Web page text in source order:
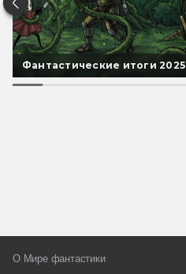
Фантастические итоги 2025
О Мире фантастики